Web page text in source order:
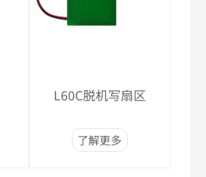
L60C脱机写扇区
了解更多